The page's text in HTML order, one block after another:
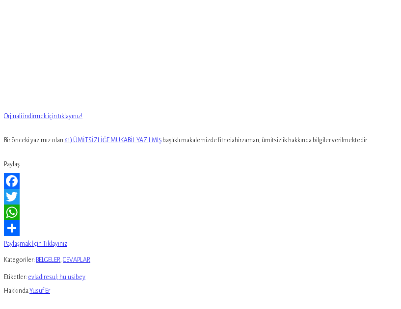
Orjinali indirmek için tıklayınız!
Bir önceki yazımız olan 61) ÜMİTSİZLİĞE MUKABİL YAZILMIŞ başlıklı makalemizde fitneiahirzaman; ümitsizlik hakkında bilgiler verilmektedir.
Paylaş
Facebook
Twitter
WhatsApp
Paylaşmak İçin Tıklayınız
Kategoriler: BELGELER, CEVAPLAR
Etiketler: evladıresul; hulusibey
HakkındaYusuf Er